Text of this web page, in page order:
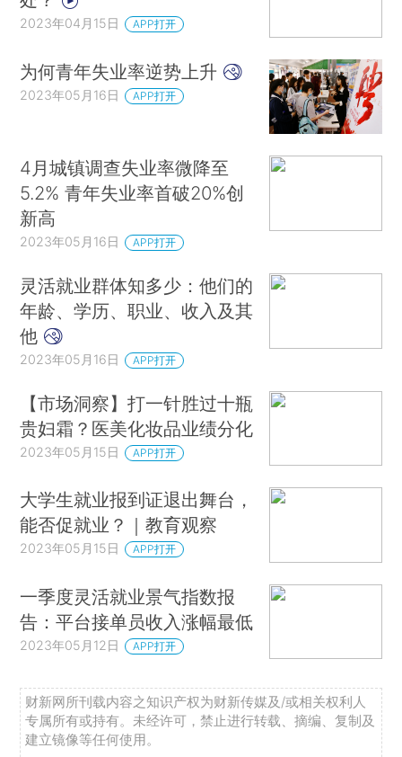
估利润将下滑7.3%。这意味着华尔街已经在遭遇
也启动了加息周期……来看详文
投资者开始押注亚洲新兴经济体降息为了对抗
菲律宾的利率突破了十年来最高水平。但随着亚洲
地区通胀放缓，对韩国、马来西亚、印度等国利率
前景的押注开始变化……
查看精华内容的完整版，解锁海量金融数据、
财经资讯和更多数据资讯服务，请订阅财新数据
通。（移动端用户点
这里 ，PC端用户点
2023年04月15日 APP打开
为何青年失业率逆势上升
2023年05月16日 APP打开
4月城镇调查失业率微降至
5.2% 青年失业率首破20%创
新高
2023年05月16日 APP打开
灵活就业群体知多少：他们的
年龄、学历、职业、收入及其
他
2023年05月16日 APP打开
【市场洞察】打一针胜过十瓶
贵妇霜？医美化妆品业绩分化
2023年05月15日 APP打开
大学生就业报到证退出舞台，
能否促就业？｜教育观察
2023年05月15日 APP打开
一季度灵活就业景气指数报
告：平台接单员收入涨幅最低
2023年05月12日 APP打开
财新网所刊载内容之知识产权为财新传媒及/或相关权利人
专属所有或持有。未经许可，禁止进行转载、摘编、复制及
建立镜像等任何使用。